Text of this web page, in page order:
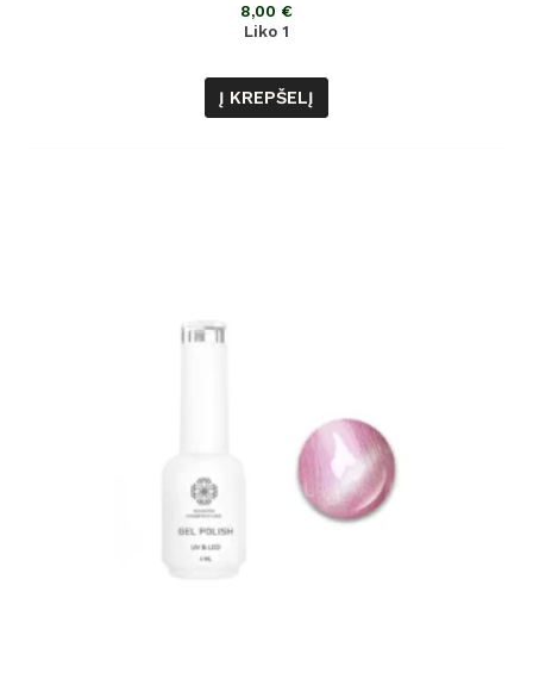
8,00 €
Liko 1
Į KREPŠELĮ